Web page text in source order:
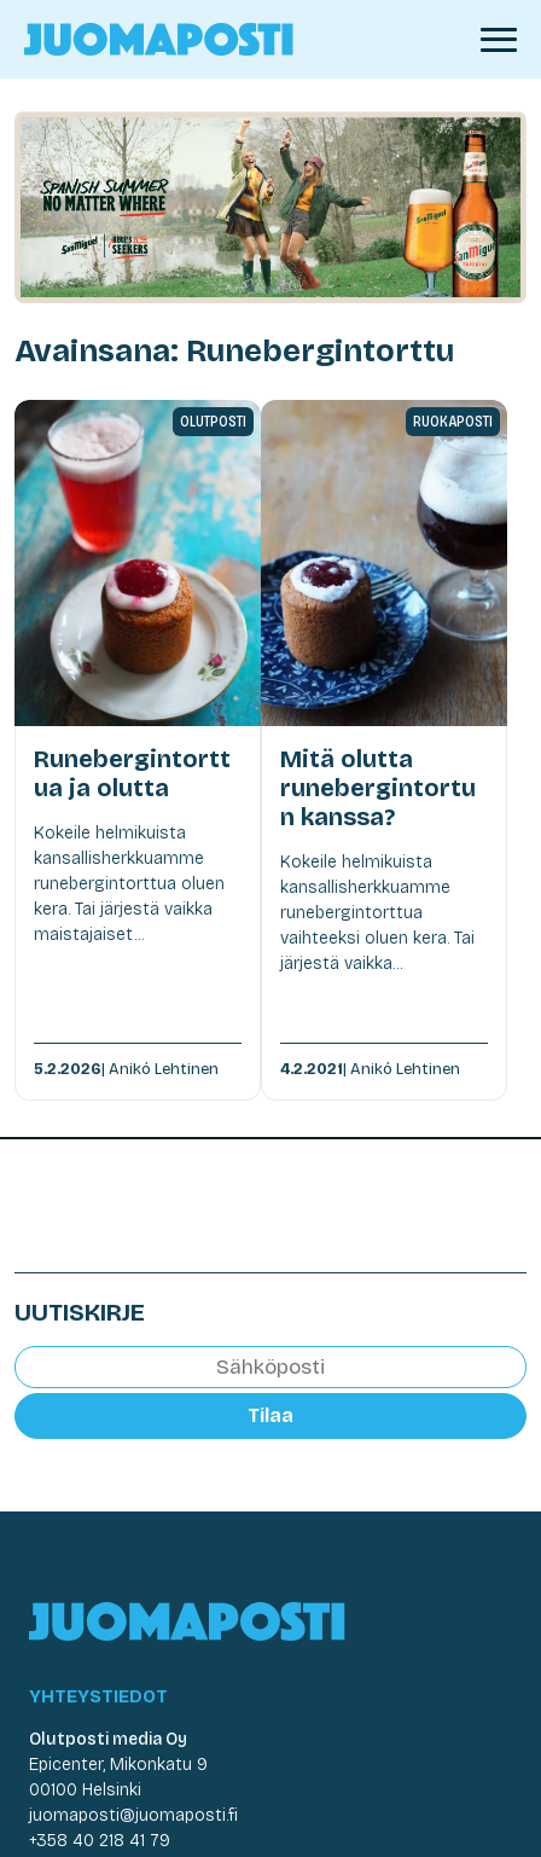
Avainsana: Runebergintorttu
OLUTPOSTI
Runebergintortt
ua ja olutta
Kokeile helmikuista
kansallisherkkuamme
runebergintorttua oluen
kera. Tai järjestä vaikka
maistajaiset...
5.2.2026| Anikó Lehtinen
RUOKAPOSTI
Mitä olutta
runebergintortu
n kanssa?
Kokeile helmikuista
kansallisherkkuamme
runebergintorttua
vaihteeksi oluen kera. Tai
järjestä vaikka...
4.2.2021| Anikó Lehtinen
UUTISKIRJE
Tilaa
YHTEYSTIEDOT
Olutposti media Oy
Epicenter, Mikonkatu 9
00100 Helsinki
juomaposti@juomaposti.fi
+358 40 218 41 79